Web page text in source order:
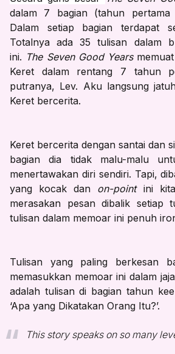
dalam 7 bagian (tahun
Dalam setiap bagian terdapat
Totalnya ada 35 tulisan dalam
ini. The Seven Good Yearsmemuat
Keret dalam rentang 7 tahun
putranya, Lev. Aku langsung
Keret bercerita.
Keret bercerita dengan santai dan
bagian dia tidak malu-malu
menertawakan diri sendiri. Tapi,
yang kocak dan on-point ini
merasakan pesan dibalik setiap
tulisan dalam memoar ini penuh
Tulisan yang paling berkesan
memasukkan memoar ini dalam
adalah tulisan di bagian tahun
‘Apa yang Dikatakan Orang Itu?’.
This story speaks on so many